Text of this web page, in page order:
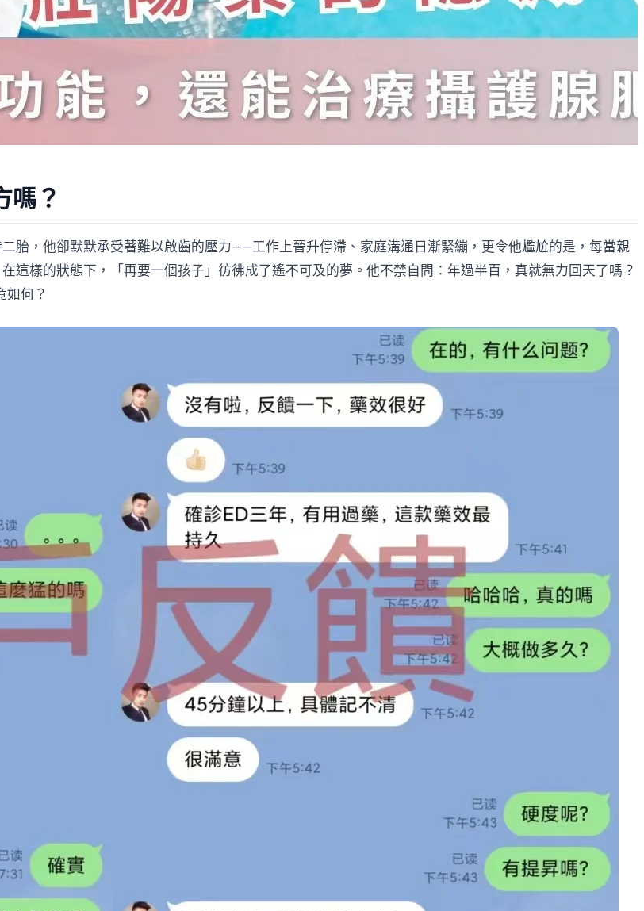
嗎？
胎，他卻默默承受著難以啟齒的壓力——工作上晉升停滯、家庭溝通日漸緊繃，更令他尷尬的是，每當親
這樣的狀態下，「再要一個孩子」彷彿成了遙不可及的夢。他不禁自問：年過半百，真就無力回天了嗎？
如何？